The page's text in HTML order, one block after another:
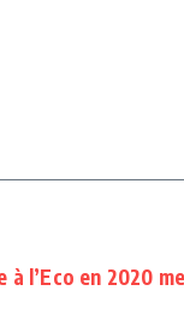
à l’Eco en 2020